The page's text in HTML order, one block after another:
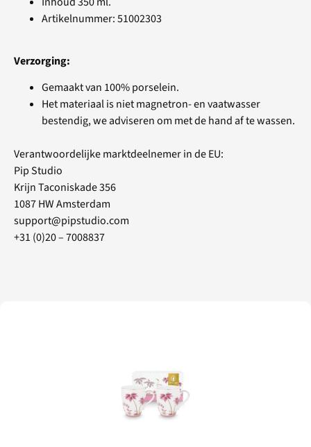
Artikelnummer: 51002303
Verzorging:
Gemaakt van 100% porselein.
Het materiaal is niet magnetron- en vaatwasser
bestendig, we adviseren om met de hand af te wassen.
Verantwoordelijke marktdeelnemer in de EU:
Pip Studio
Krijn Taconiskade 356
1087 HW Amsterdam
support@pipstudio.com
+31 (0)20 – 7008837